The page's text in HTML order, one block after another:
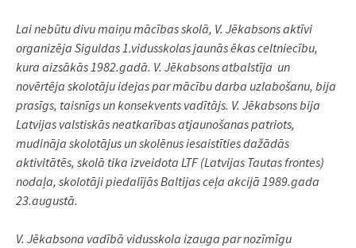
Lai nebūtu divu maiņu mācības skolā, V. Jēkabsons aktīvi
organizēja Siguldas 1.vidusskolas jaunās ēkas celtniecību,
kura aizsākās 1982.gadā. V. Jēkabsons atbalstīja un
novērtēja skolotāju idejas par mācību darba uzlabošanu, bija
prasīgs, taisnīgs un konsekvents vadītājs. V. Jēkabsons bija
Latvijas valstiskās neatkarības atjaunošanas patriots,
mudināja skolotājus un skolēnus iesaistīties dažādās
aktivitātēs, skolā tika izveidota LTF (Latvijas Tautas frontes)
nodaļa, skolotāji piedalījās Baltijas ceļa akcijā 1989.gada
23.augustā.
V. Jēkabsona vadībā vidusskola izauga par nozīmīgu